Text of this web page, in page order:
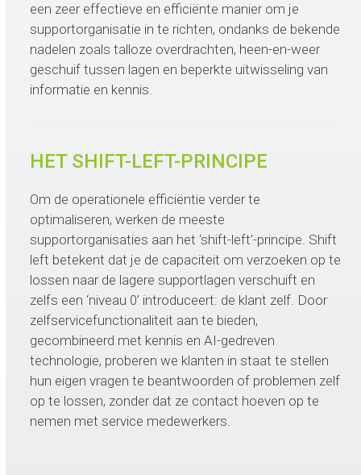
een zeer effectieve en efficiënte manier om je
supportorganisatie in te richten, ondanks de bekende
nadelen zoals talloze overdrachten, heen-en-weer
geschuif tussen lagen en beperkte uitwisseling van
informatie en kennis.
HET SHIFT-LEFT-PRINCIPE
Om de operationele efficiëntie verder te
optimaliseren, werken de meeste
supportorganisaties aan het ‘shift-left’-principe. Shift
left betekent dat je de capaciteit om verzoeken op te
lossen naar de lagere supportlagen verschuift en
zelfs een ‘niveau 0’ introduceert: de klant zelf. Door
zelfservicefunctionaliteit aan te bieden,
gecombineerd met kennis en AI-gedreven
technologie, proberen we klanten in staat te stellen
hun eigen vragen te beantwoorden of problemen zelf
op te lossen, zonder dat ze contact hoeven op te
nemen met service medewerkers.